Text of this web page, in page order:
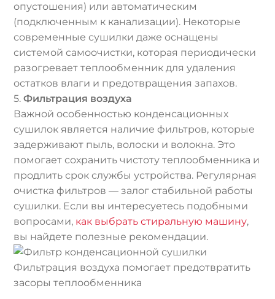
опустошения) или автоматическим
(подключенным к канализации). Некоторые
современные сушилки даже оснащены
системой самоочистки, которая периодически
разогревает теплообменник для удаления
остатков влаги и предотвращения запахов.
5.Фильтрация воздуха
Важной особенностью конденсационных
сушилок является наличие фильтров, которые
задерживают пыль, волоски и волокна. Это
помогает сохранить чистоту теплообменника и
продлить срок службы устройства. Регулярная
очистка фильтров — залог стабильной работы
сушилки. Если вы интересуетесь подобными
вопросами, как выбрать стиральную машину,
вы найдете полезные рекомендации.
Фильтрация воздуха помогает предотвратить
засоры теплообменника